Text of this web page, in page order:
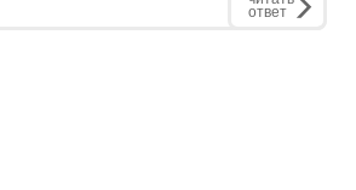
ответ